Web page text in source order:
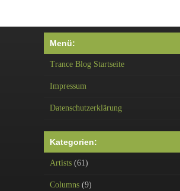
Menü:
Trance Blog Startseite
Impressum
Datenschutzerklärung
Kategorien:
Artists (61)
Columns (9)